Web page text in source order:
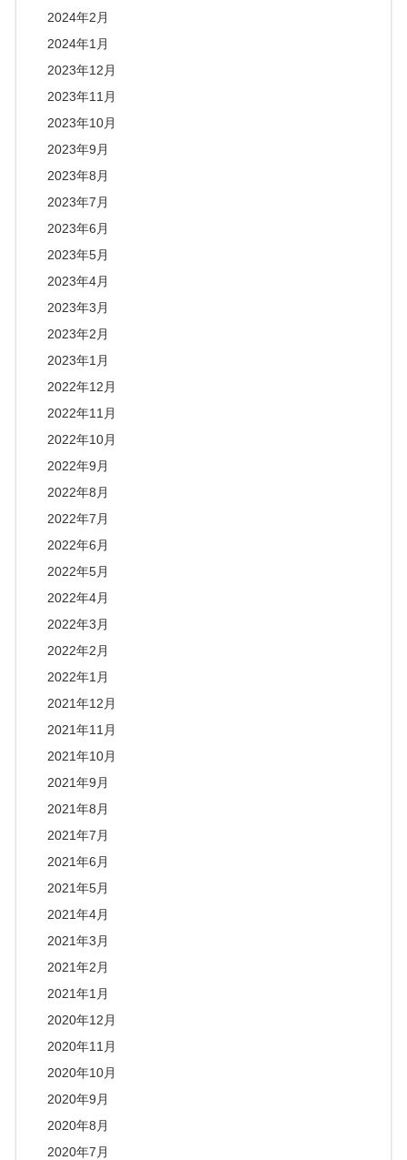
2024年2月
2024年1月
2023年12月
2023年11月
2023年10月
2023年9月
2023年8月
2023年7月
2023年6月
2023年5月
2023年4月
2023年3月
2023年2月
2023年1月
2022年12月
2022年11月
2022年10月
2022年9月
2022年8月
2022年7月
2022年6月
2022年5月
2022年4月
2022年3月
2022年2月
2022年1月
2021年12月
2021年11月
2021年10月
2021年9月
2021年8月
2021年7月
2021年6月
2021年5月
2021年4月
2021年3月
2021年2月
2021年1月
2020年12月
2020年11月
2020年10月
2020年9月
2020年8月
2020年7月